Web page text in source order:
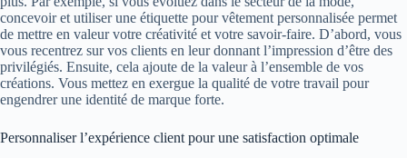
concevoir et utiliser une étiquette pour vêtement personnalisée permet
de mettre en valeur votre créativité et votre savoir-faire. D’abord, vous
vous recentrez sur vos clients en leur donnant l’impression d’être des
privilégiés. Ensuite, cela ajoute de la valeur à l’ensemble de vos
créations. Vous mettez en exergue la qualité de votre travail pour
engendrer une identité de marque forte.
Personnaliser l’expérience client pour une satisfaction optimale